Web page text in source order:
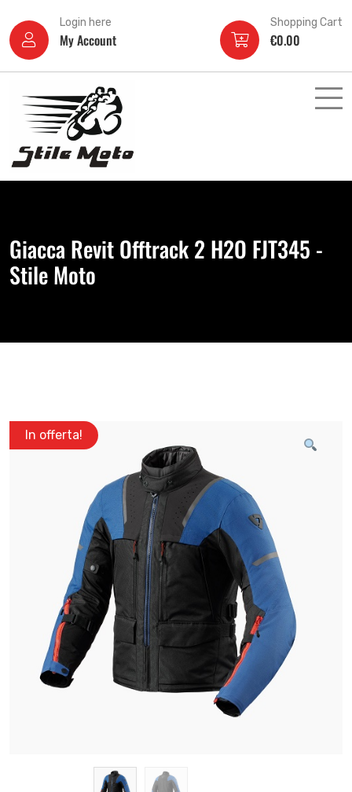
Login here
My Account
Shopping Cart
€0.00
Giacca Revit Offtrack 2 H2O FJT345 -
Stile Moto
In offerta!